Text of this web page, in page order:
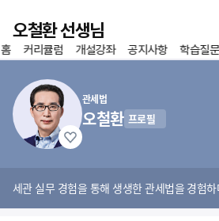
오철환 선생님
홈
즐겨찾기
커리큘럼 개설강좌 공지사항 학습질문
관세법
오철환 프로필
세관 실무 경험을 통해 생생한 관세법을 경험